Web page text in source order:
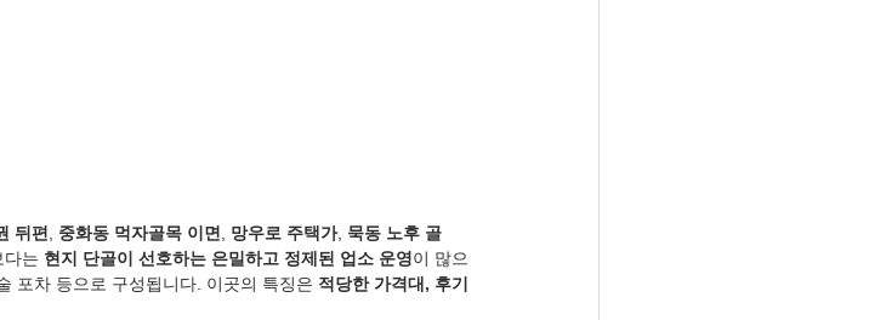
뒤편 중화동 먹자골목 이면 망우로 주택가, 묵동 노후 골
다는 현지 단골이 선호하는 은밀하고 정제된 업소 운영이 많으
포차 등으로 구성됩니다. 이곳의 특징은 적당한 가격대, 후기